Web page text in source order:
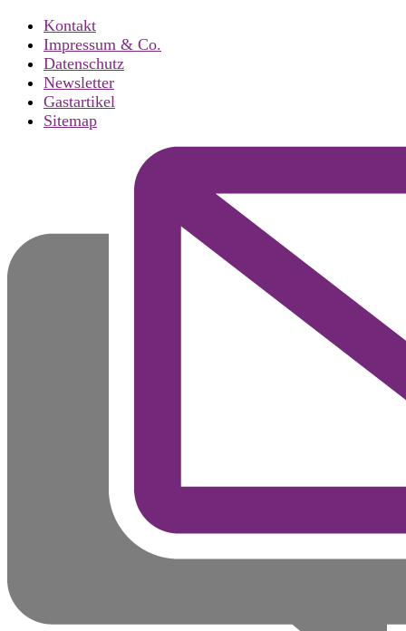
Kontakt
Impressum & Co.
Datenschutz
Newsletter
Gastartikel
Sitemap